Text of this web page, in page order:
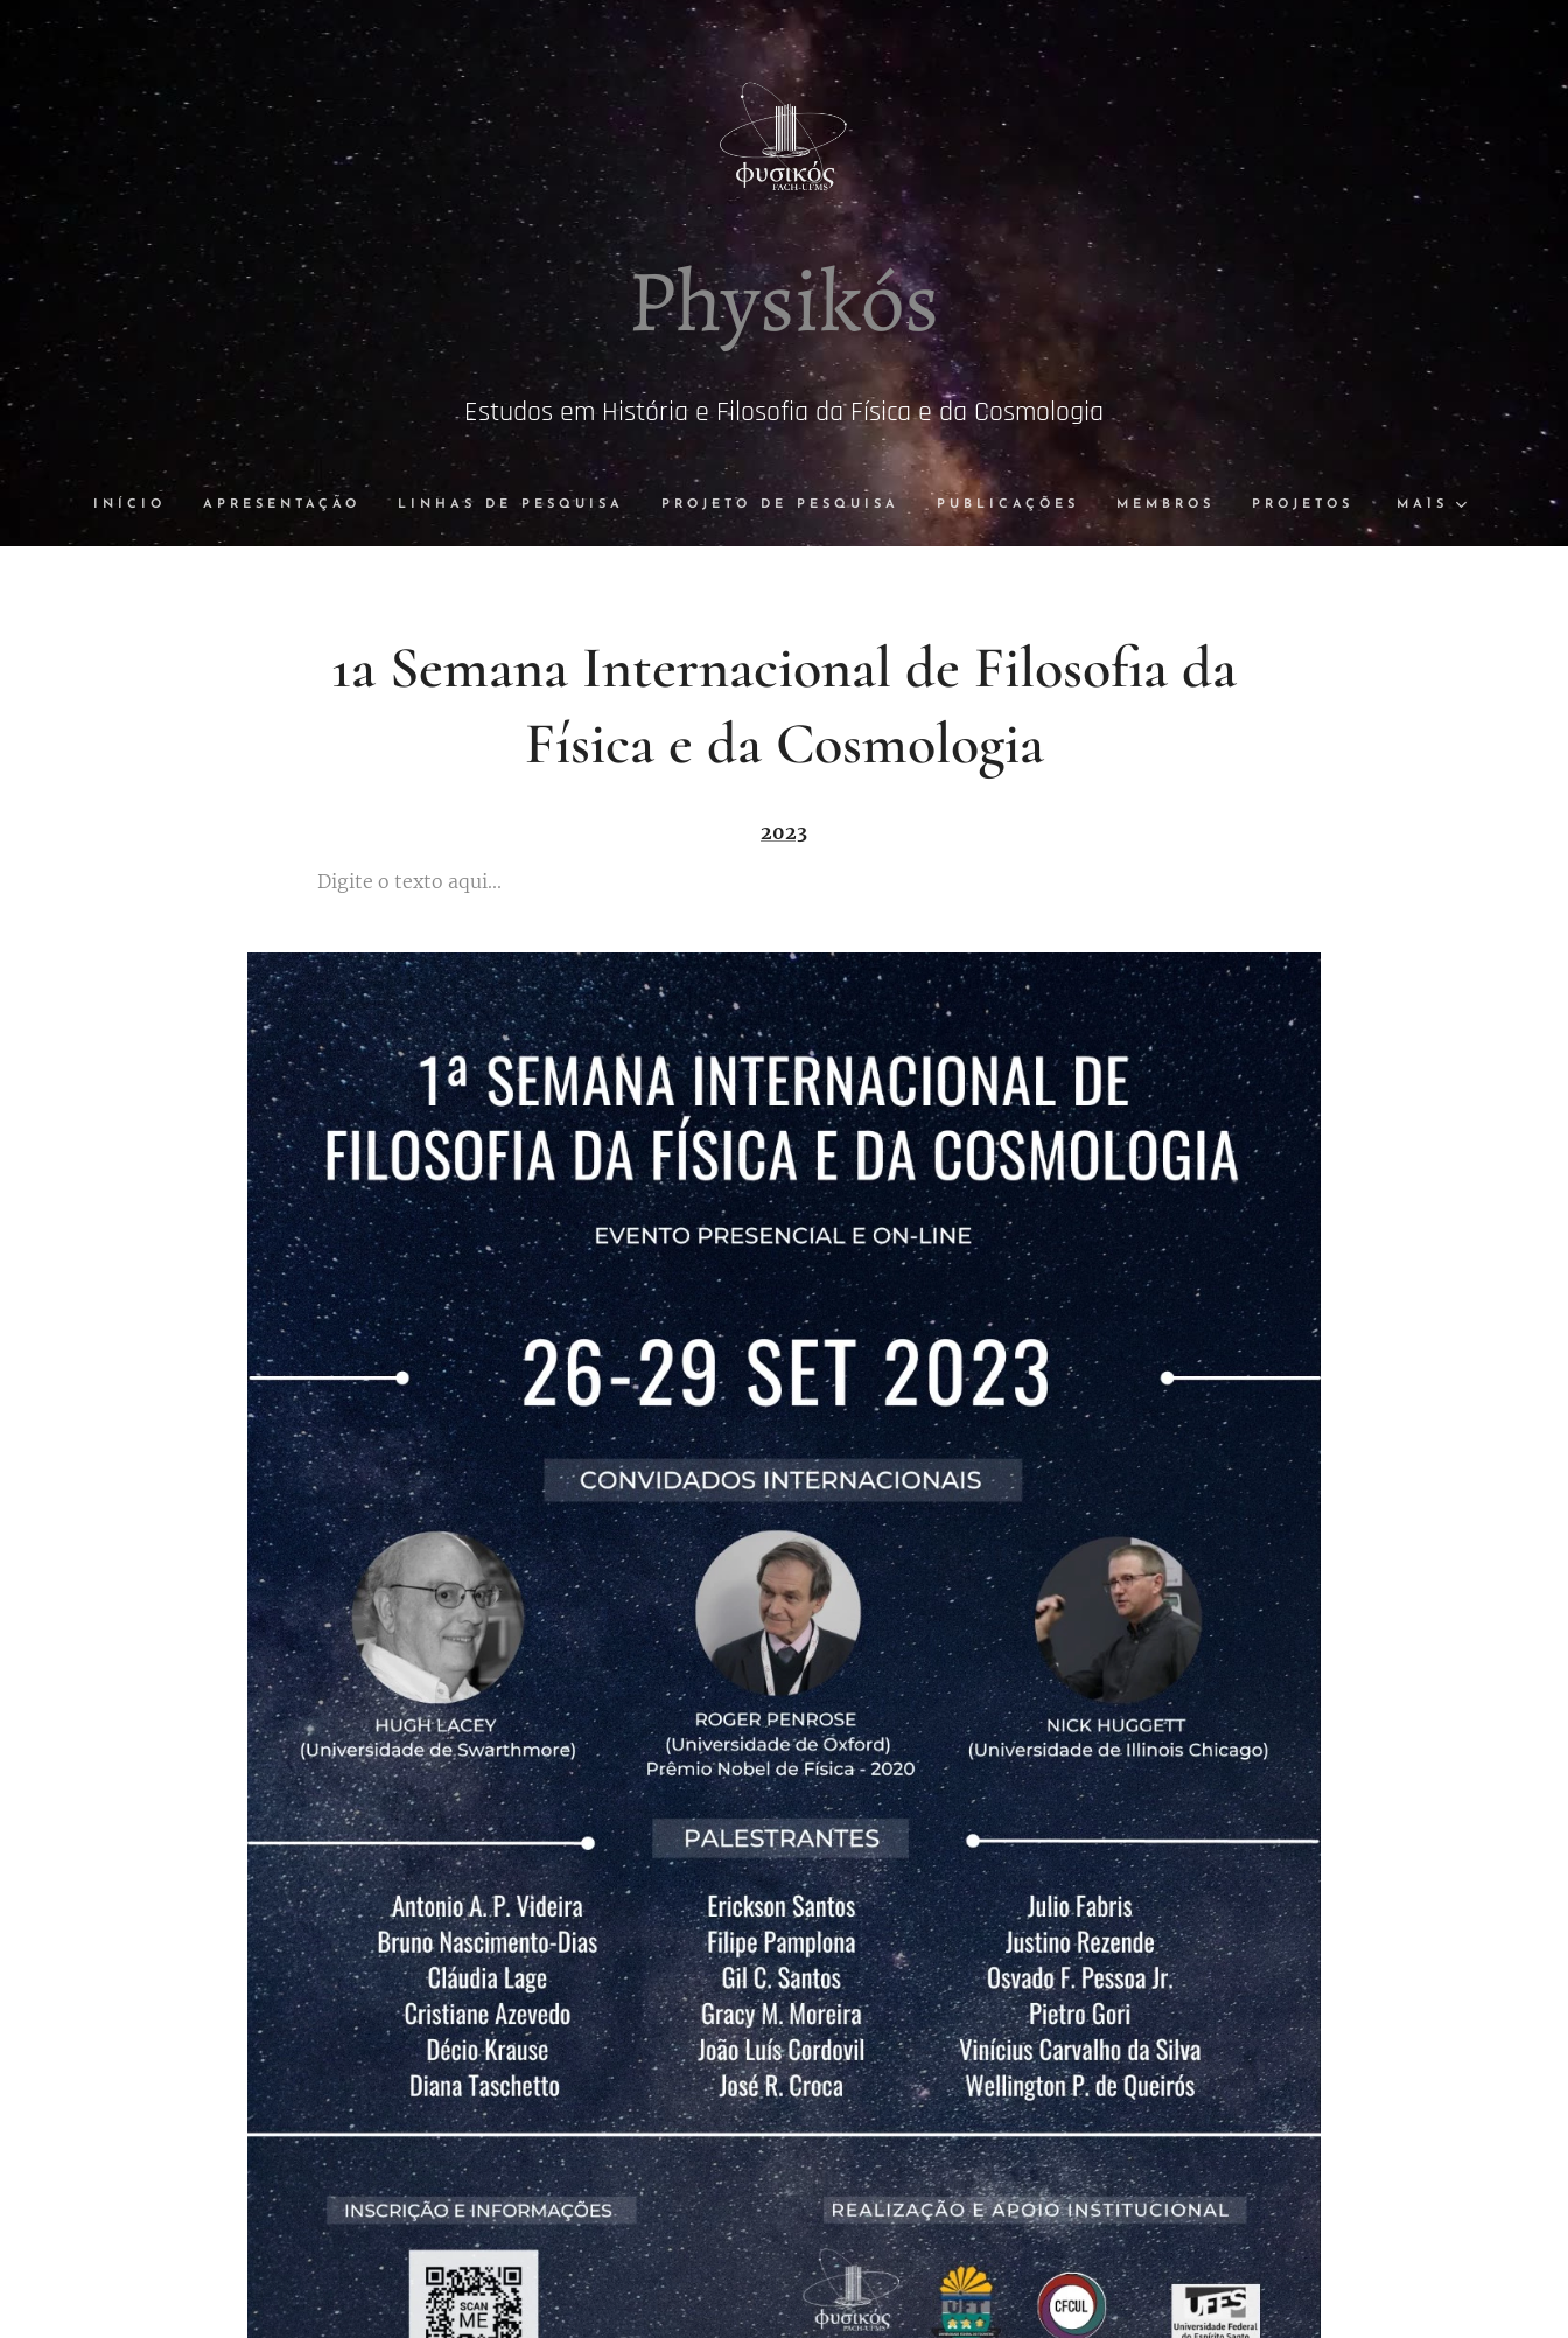
Physikós
Estudos em História e Filosofia da Física e da Cosmologia
INÍCIO APRESENTAÇÃO LINHAS DE PESQUISA PROJETO DE PESQUISA PUBLICAÇÕES MEMBROS PROJETOS MAIS
1a Semana Internacional de Filosofia da
Física e da Cosmologia
2023
Digite o texto aqui...